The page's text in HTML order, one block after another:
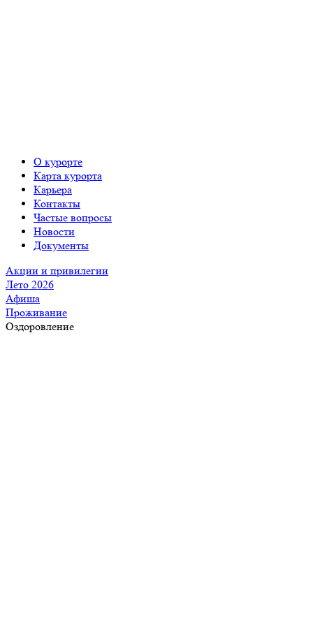
О курорте
Карта курорта
Карьера
Контакты
Частые вопросы
Новости
Документы
Акции и привилегии
Лето 2026
Афиша
Проживание
Оздоровление